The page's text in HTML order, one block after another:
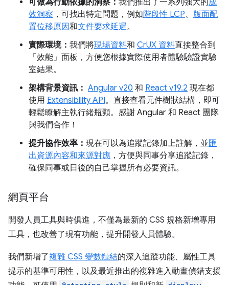
可做為行動依據的洞察： 我們推出了一系列強大的成
效洞察 ，可找出特定問題，例如階段性 LCP、 版面配
置位移原因和文件要求延遲。
實際環境： 我們將現場資料和 CrUX 資料直接整合到
「效能」面板，方便您根據實際使用者體驗驗證實驗
室結果。
架構背景資訊： Angular v20 和 React v19.2 現在都
使用 Extensibility API。直接查看元件樹狀結構，即可
輕鬆瞭解主執行緒瓶頸。感謝 Angular 和 React 團隊
與我們合作！
提升協作效率： 現在可以為追蹤記錄加上註解，並匯
出資源內容和來源對應 ，方便與同事分享追蹤記錄，
確保同事或日後的自己掌握所有必要資訊。
網頁平台
開發人員工具與時俱進，不僅為最新的 CSS 規格新增專用
工具，也改善了現有功能，提升開發人員體驗。
我們新增了複雜 CSS 變數鏈結的深入追蹤功能、屬性工具
提示的基準可用性，以及最近推出的複雜進入動畫偵錯支援